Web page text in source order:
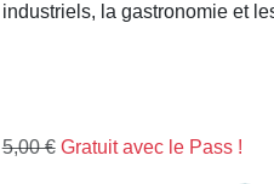
industriels, la gastronomie et
5,00 € Gratuit avec le Pass !